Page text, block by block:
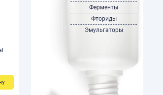
Ферменты
Фториды
Эмульгаторы